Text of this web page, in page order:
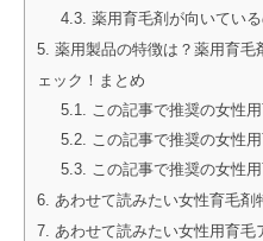
薬用育毛剤が向いている
薬用製品の特徴は？薬用育毛
ェック！まとめ
この記事で推奨の女性
この記事で推奨の女性
この記事で推奨の女性
あわせて読みたい女性育毛剤
あわせて読みたい女性用育毛